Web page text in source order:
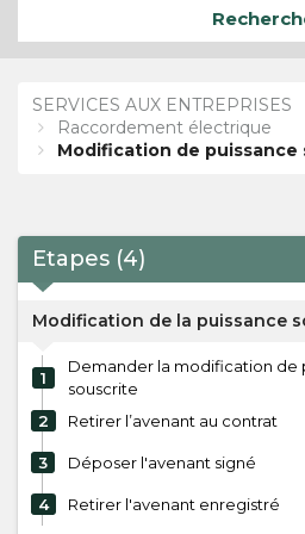
SERVICES AUX ENTREPRISES
Raccordement électrique
Modification de puissance
Etapes (4)
Modification de la puissance
1
Demander la modification de
souscrite
2
Retirer l’avenant au contrat
3 Déposer l'avenant signé
4 Retirer l'avenant enregistré